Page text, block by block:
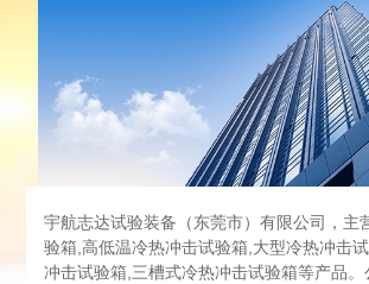
宇航志达试验装备（东莞市）有限公司，主
验箱,高低温冷热冲击试验箱,大型冷热冲击
冲击试验箱,三槽式冷热冲击试验箱等产品